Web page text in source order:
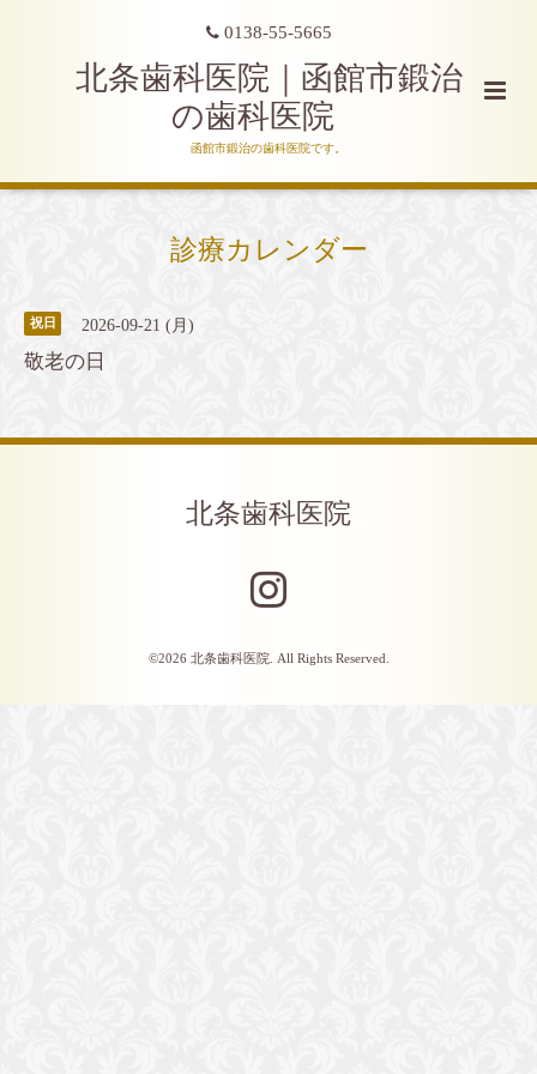
0138-55-5665
北条歯科医院｜函館市鍛治
の歯科医院
函館市鍛治の歯科医院です。
診療カレンダー
祝日 2026-09-21 (月)
敬老の日
北条歯科医院
©2026 北条歯科医院. All Rights Reserved.